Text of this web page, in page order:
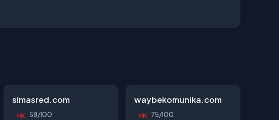
simasred.com
HK 58/100
waybekomunika.com
HK 75/100